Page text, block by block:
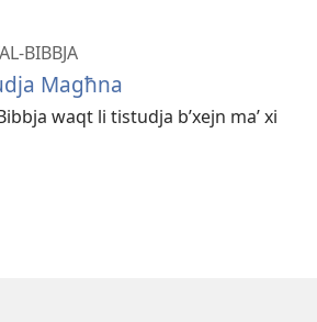
BIBBJA
Magħna
waqt li tistudja b’xejn maʼ xi